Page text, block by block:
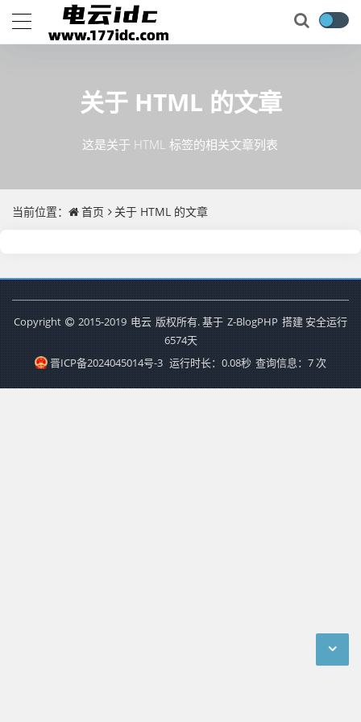
关于 HTML 的文章
这是关于 HTML 标签的相关文章列表
当前位置： 首页 关于 HTML 的文章
Copyright 2015-2019 电云 版权所有. 基于 Z-BlogPHP 搭建 安全运行
6574天
晋ICP备2024045014号-3 运行时长：0.08秒 查询信息：7 次